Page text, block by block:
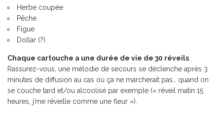
Herbe coupée
Pêche
Figue
Dollar (?)
Chaque cartouche a une durée de vie de 30 réveils
Rassurez-vous, une mélodie de secours se déclenche après 3
minutes de diffusion au cas où ça ne marcherait pas… quand on
se couche tard et/ou alcoolisé par exemple (« réveil matin 15
heures, j’me réveille comme une fleur »).